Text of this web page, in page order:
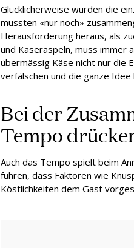
Glücklicherweise wurden die
mussten «nur noch»
Herausforderung heraus, als
und Käseraspeln, muss immer
übermässig Käse nicht nur die
verfälschen und die ganze
Bei der
Tempo
Auch das Tempo spielt beim
führen, dass Faktoren wie
Köstlichkeiten dem Gast